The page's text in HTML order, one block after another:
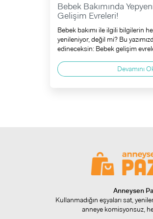
Bebek Bakımında
Gelişim Evreleri!
Bebek bakımı ile ilgili bilgilerin
yenileniyor, değil mi? Bu
edineceksin: Bebek gelişim
Devamını
Anneysen
Kullanmadığın eşyaları sat,
anneye komisyonsuz,